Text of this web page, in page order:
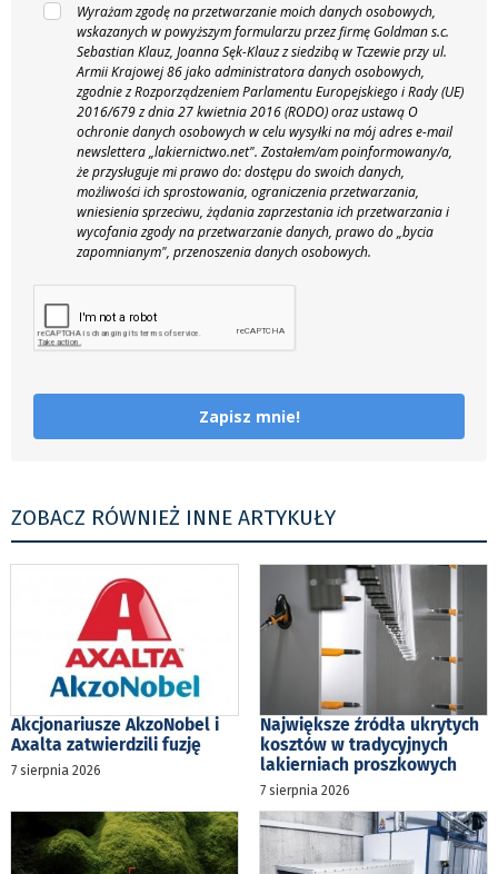
Wyrażam zgodę na przetwarzanie moich danych osobowych,
wskazanych w powyższym formularzu przez firmę Goldman s.c.
Sebastian Klauz, Joanna Sęk-Klauz z siedzibą w Tczewie przy ul.
Armii Krajowej 86 jako administratora danych osobowych,
zgodnie z Rozporządzeniem Parlamentu Europejskiego i Rady (UE)
2016/679 z dnia 27 kwietnia 2016 (RODO) oraz ustawą O
ochronie danych osobowych w celu wysyłki na mój adres e-mail
newslettera „lakiernictwo.net". Zostałem/am poinformowany/a,
że przysługuje mi prawo do: dostępu do swoich danych,
możliwości ich sprostowania, ograniczenia przetwarzania,
wniesienia sprzeciwu, żądania zaprzestania ich przetwarzania i
wycofania zgody na przetwarzanie danych, prawo do „bycia
zapomnianym", przenoszenia danych osobowych.
Zapisz mnie!
ZOBACZ RÓWNIEŻ INNE ARTYKUŁY
Akcjonariusze AkzoNobel i
Axalta zatwierdzili fuzję
7 sierpnia 2026
Największe źródła ukrytych
kosztów w tradycyjnych
lakierniach proszkowych
7 sierpnia 2026